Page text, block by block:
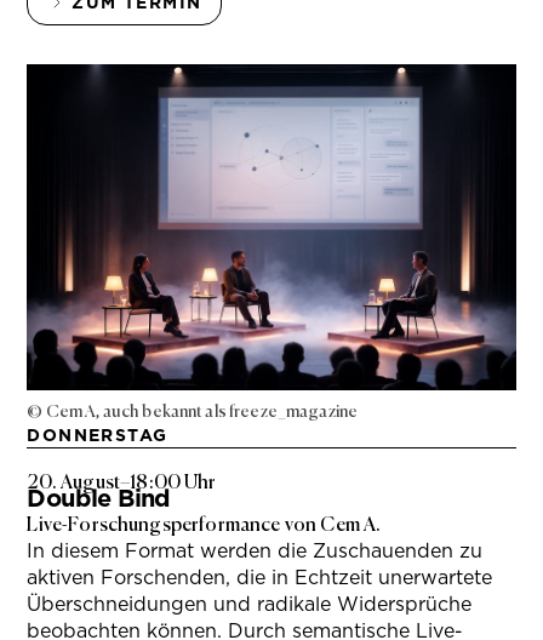
© Cem A, auch bekannt als freeze_magazine
DONNERSTAG
20. August–18:00 Uhr
Double Bind
Live-Forschungsperformance von Cem A.
In diesem Format werden die Zuschauenden zu
aktiven Forschenden, die in Echtzeit unerwartete
Überschneidungen und radikale Widersprüche
beobachten können. Durch semantische Live-